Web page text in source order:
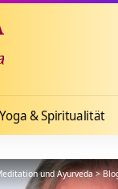
Yoga & Spiritualität
und Ayurveda>